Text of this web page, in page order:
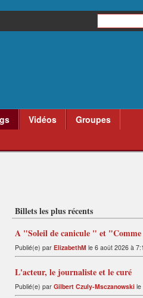
Vidéos
Groupes
Billets les plus récents
A "Soleil de canicule " et
Publié(e) par ElizabethM le 6 août 2026 à
L'acteur, le journaliste et le curé
Publié(e) par Gilbert Czuly-Msczanowski le